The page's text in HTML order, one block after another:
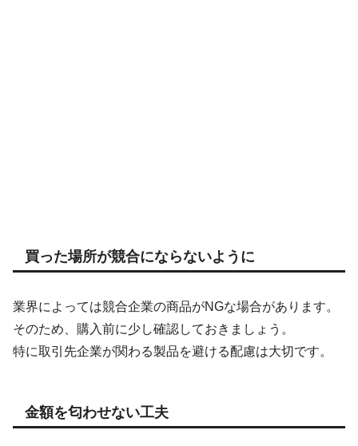
買った場所が競合にならないように
業界によっては競合企業の商品がNGな場合があります。
そのため、購入前に少し確認しておきましょう。
特に取引先企業が関わる製品を避ける配慮は大切です。
金額を匂わせない工夫